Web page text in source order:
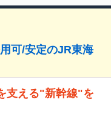
可/安定のJR東海
支える"新幹線"を